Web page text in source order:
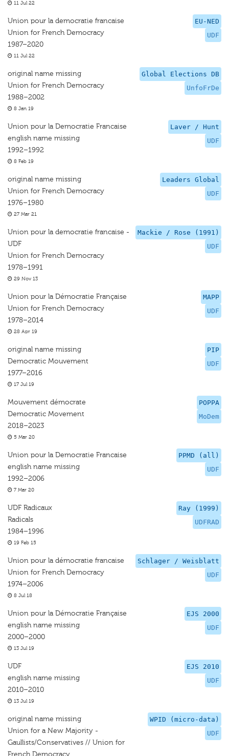
11 Jul 22
EU-NED
UDF
Union pour la democratie francaise
Union for French Democracy
1987–2020
11 Jul 22
Global Elections DB
UnfoFrDe
original name missing
Union for French Democracy
1988–2002
8 Jan 19
Laver / Hunt
UDF
Union pour la Democratie Francaise
english name missing
1992–1992
8 Feb 19
Leaders Global
UDF
original name missing
Union for French Democracy
1976–1980
27 Mar 21
Mackie / Rose (1991)
UDF
Union pour la democratie francaise -
UDF
Union for French Democracy
1978–1991
29 Nov 13
MAPP
UDF
Union pour la Démocratie Française
Union for French Democracy
1978–2014
28 Apr 19
PIP
UDF
original name missing
Democratic Mouvement
1977–2016
17 Jul 19
POPPA
MoDem
Mouvement démocrate
Democratic Movement
2018–2023
5 Mar 20
PPMD (all)
UDF
Union pour la Democratie Francaise
english name missing
1992–2006
7 Mar 20
Ray (1999)
UDFRAD
UDF Radicaux
Radicals
1984–1996
19 Feb 15
Schlager / Weisblatt
UDF
Union pour la démocratie francaise
Union for French Democracy
1974–2006
8 Jul 18
EJS 2000
UDF
Union pour la Démocratie Française
english name missing
2000–2000
13 Jul 19
EJS 2010
UDF
UDF
english name missing
2010–2010
13 Jul 19
WPID (micro-data)
UDF
original name missing
Union for a New Majority -
Gaullists/Conservatives // Union for
French Democracy